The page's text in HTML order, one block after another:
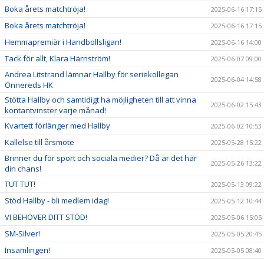
Boka årets matchtröja! 2025-06-16 17:15
Boka årets matchtröja! 2025-06-16 17:15
Hemmapremiär i Handbollsligan! 2025-06-16 14:00
Tack för allt, Klara Härnström! 2025-06-07 09:00
Andrea Litstrand lämnar Hallby för seriekollegan
Önnereds HK
2025-06-04 14:58
Stötta Hallby och samtidigt ha möjligheten till att vinna
kontantvinster varje månad!
2025-06-02 15:43
Kvartett förlänger med Hallby 2025-06-02 10:53
Kallelse till årsmöte 2025-05-28 15:22
Brinner du för sport och sociala medier? Då är det här
din chans!
2025-05-26 13:22
TUT TUT! 2025-05-13 09:22
Stöd Hallby - bli medlem idag! 2025-05-12 10:44
VI BEHÖVER DITT STÖD! 2025-05-06 15:05
SM-Silver! 2025-05-05 20:45
Insamlingen! 2025-05-05 08:40